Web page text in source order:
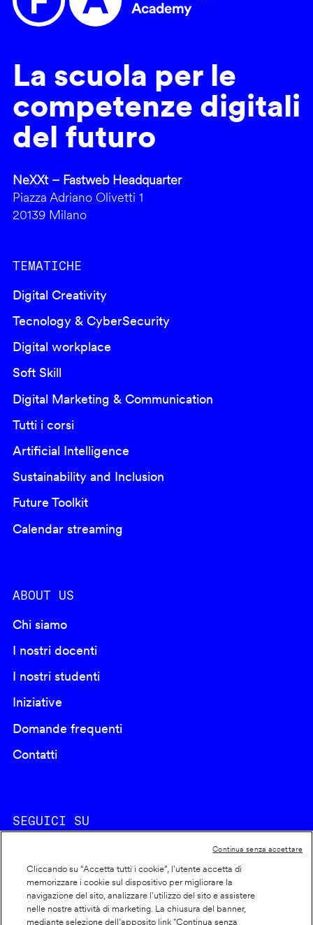
La scuola per le
competenze digitali
del futuro
NeXXt – Fastweb Headquarter
Piazza Adriano Olivetti 1
20139 Milano
TEMATICHE
Digital Creativity
Tecnology & CyberSecurity
Digital workplace
Soft Skill
Digital Marketing & Communication
Tutti i corsi
Artificial Intelligence
Sustainability and Inclusion
Future Toolkit
Calendar streaming
ABOUT US
Chi siamo
I nostri docenti
I nostri studenti
Iniziative
Domande frequenti
Contatti
SEGUICI SU
Cookie policy
Cliccando su “Accetta tutti i cookie”, l'utente accetta di
memorizzare i cookie sul dispositivo per migliorare la
navigazione del sito, analizzare l'utilizzo del sito e assistere
nelle nostre attività di marketing. La chiusura del banner,
mediante selezione dell’apposito link "Continua senza
Continua senza accettare